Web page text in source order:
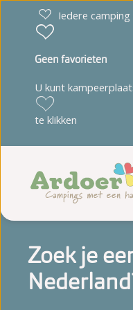
Iedere
Geen favorieten
U kunt
te klikken
Drenthe
Torentjeshoek
Friesland
Cnossen
De Kuilart
Zoek je